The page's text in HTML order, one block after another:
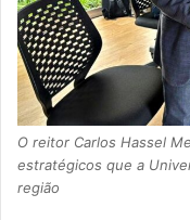
O reitor Carlos Hassel
estratégicos que a
região